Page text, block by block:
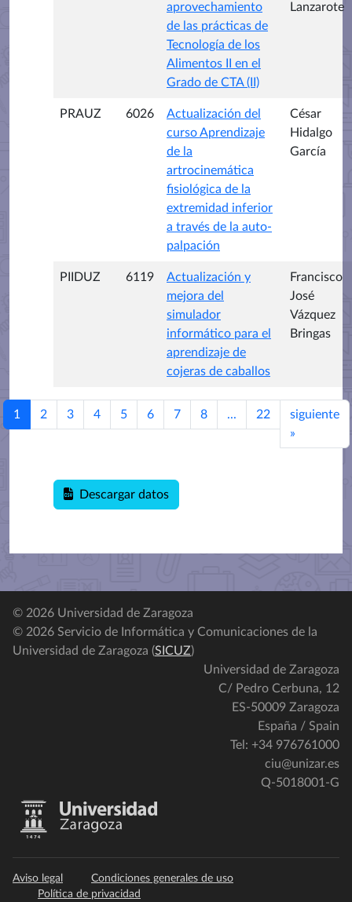
aprovechamiento
de las prácticas de
Tecnología de los
Alimentos II en el
Grado de CTA (II)
Lanzarote
PRAUZ 6026
Actualización del
curso Aprendizaje
de la
artrocinemática
fisiológica de la
extremidad inferior
a través de la auto-
palpación
César
Hidalgo
García
PIIDUZ 6119
Actualización y
mejora del
simulador
informático para el
aprendizaje de
cojeras de caballos
Francisco
José
Vázquez
Bringas
1 2 3 4 5 6 7 8 ... 22
siguiente
»
Descargar datos
© 2026 Universidad de Zaragoza
© 2026 Servicio de Informática y Comunicaciones de la
Universidad de Zaragoza (SICUZ)
Universidad de Zaragoza
C/ Pedro Cerbuna, 12
ES-50009 Zaragoza
España / Spain
Tel: +34 976761000
ciu@unizar.es
Q-5018001-G
Aviso legal
Condiciones generales de uso
Política de privacidad